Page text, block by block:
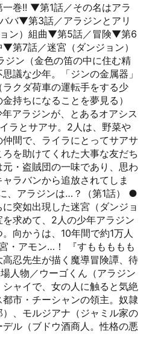
巻!! ▼第1話／その名はアラ
バ▼第3話／アラジンとアリ
ン）組曲▼第5話／冒険▼第6
第7話／迷宮（ダンジョン）
ン（金色の笛の中に住む精
議な少年。「ジンの金属器」
クダ荷車の運転手をする少
持ちになることを夢見る）
アラジンが、とあるオアシス
ラとサアサ。2人は、野菜や
間で、ライラにとってサアサ
を助けてくれた大事な友だち
・盗賊団の一味であり、思わ
ラバンから追放されてしま
、アラジンは…？（第1話） ●
突如出現した迷宮（ダンジョ
求めて、2人の少年アラジン
向かうは、10年間で約1万人
・アモン…！ 『すももももも
忍先生が描く魔導冒険譚、待
人物／ウーゴくん（アラジン
ャイで、女の人に触ると気絶
市・チーシャンの領主。奴隷
、モルジアナ（ジャミル家の
ル（ブドウ酒商人。性格の悪